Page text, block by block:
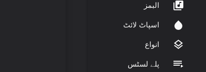
البمز
اسپاٹ لائٹ
انواع
پلے لسٹس